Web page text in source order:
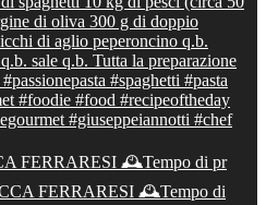
FERRARESI 🕰Tempo di pr